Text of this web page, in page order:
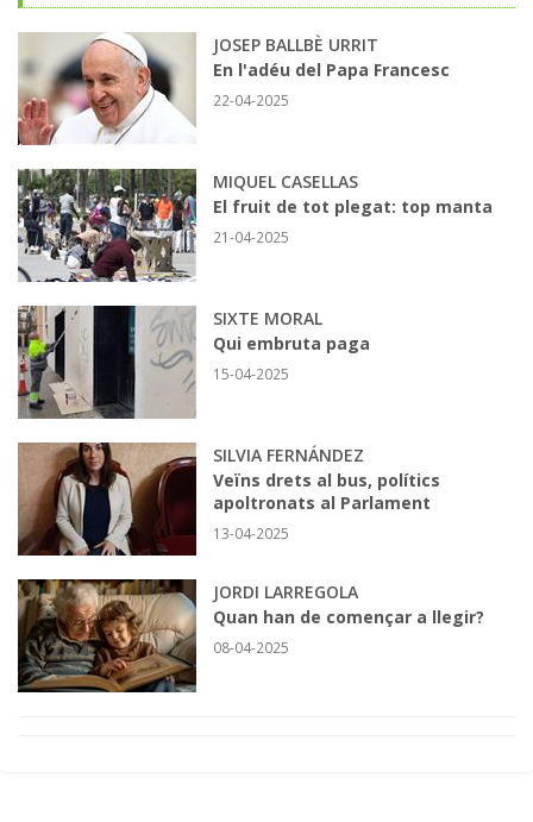
JOSEP BALLBÈ URRIT
En l'adéu del Papa Francesc
22-04-2025
MIQUEL CASELLAS
El fruit de tot plegat: top manta
21-04-2025
SIXTE MORAL
Qui embruta paga
15-04-2025
SILVIA FERNÁNDEZ
Veïns drets al bus, polítics
apoltronats al Parlament
13-04-2025
JORDI LARREGOLA
Quan han de començar a llegir?
08-04-2025